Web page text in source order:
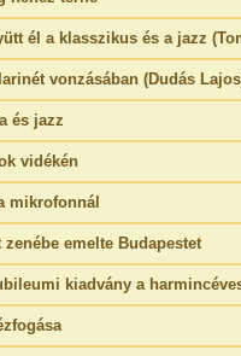
él a klasszikus és a jazz
vonzásában (Dudás
és jazz
vidékén
mikrofonnál
zenébe emelte Budapestet
kiadvány a